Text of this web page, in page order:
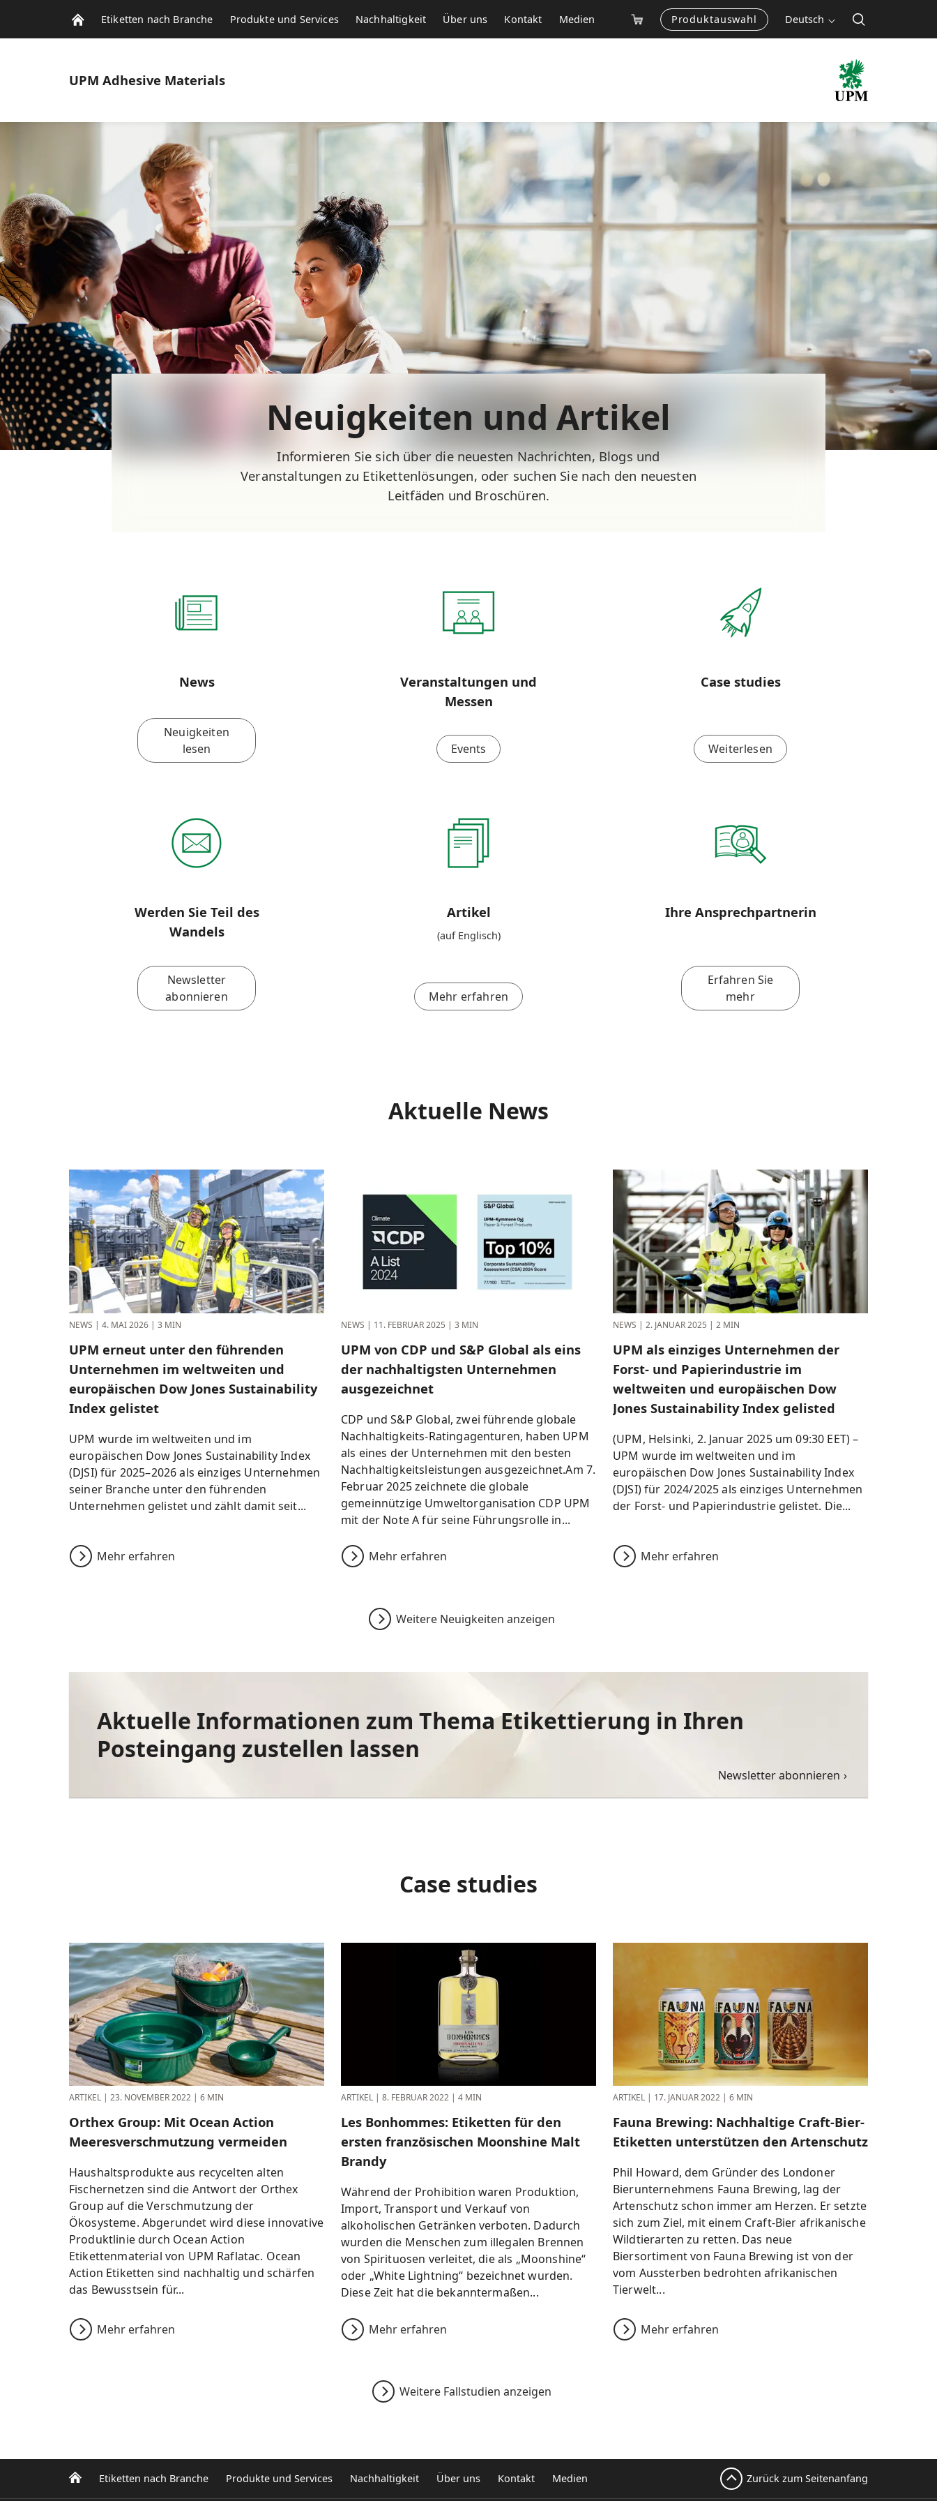
Produktauswahl Deutsch
Etiketten nach Branche Produkte und Services Nachhaltigkeit Über uns Kontakt Medien
UPM Adhesive Materials
Neuigkeiten und Artikel
Informieren Sie sich über die neuesten Nachrichten, Blogs und
Veranstaltungen zu Etikettenlösungen, oder suchen Sie nach den neuesten
Leitfäden und Broschüren.
News
Neuigkeiten
lesen
Veranstaltungen und
Messen
Events
Case studies
Weiterlesen
Werden Sie Teil des
Wandels
Newsletter
abonnieren
Artikel
(auf Englisch)
Mehr erfahren
Ihre Ansprechpartnerin
Erfahren Sie
mehr
Aktuelle News
NEWS | 4. MAI 2026 | 3 MIN
UPM erneut unter den führenden
Unternehmen im weltweiten und
europäischen Dow Jones Sustainability
Index gelistet
UPM wurde im weltweiten und im
europäischen Dow Jones Sustainability Index
(DJSI) für 2025–2026 als einziges Unternehmen
seiner Branche unter den führenden
Unternehmen gelistet und zählt damit seit...
Mehr erfahren
NEWS | 11. FEBRUAR 2025 | 3 MIN
UPM von CDP und S&P Global als eins
der nachhaltigsten Unternehmen
ausgezeichnet
CDP und S&P Global, zwei führende globale
Nachhaltigkeits-Ratingagenturen, haben UPM
als eines der Unternehmen mit den besten
Nachhaltigkeitsleistungen ausgezeichnet.Am 7.
Februar 2025 zeichnete die globale
gemeinnützige Umweltorganisation CDP UPM
mit der Note A für seine Führungsrolle in...
Mehr erfahren
NEWS | 2. JANUAR 2025 | 2 MIN
UPM als einziges Unternehmen der
Forst- und Papierindustrie im
weltweiten und europäischen Dow
Jones Sustainability Index gelisted
(UPM, Helsinki, 2. Januar 2025 um 09:30 EET) –
UPM wurde im weltweiten und im
europäischen Dow Jones Sustainability Index
(DJSI) für 2024/2025 als einziges Unternehmen
der Forst- und Papierindustrie gelistet. Die...
Mehr erfahren
Weitere Neuigkeiten anzeigen
Aktuelle Informationen zum Thema Etikettierung in Ihren
Posteingang zustellen lassen
Newsletter abonnieren
Case studies
ARTIKEL | 23. NOVEMBER 2022 | 6 MIN
Orthex Group: Mit Ocean Action
Meeresver­schmut­zung vermeiden
Haushaltsprodukte aus recycelten alten
Fischernetzen sind die Antwort der Orthex
Group auf die Verschmutzung der
Ökosysteme. Abgerundet wird diese innovative
Produktlinie durch Ocean Action
Etikettenmaterial von UPM Raflatac. Ocean
Action Etiketten sind nachhaltig und schärfen
das Bewusstsein für...
Mehr erfahren
ARTIKEL | 8. FEBRUAR 2022 | 4 MIN
Les Bonhommes: Etiketten für den
ersten französischen Moonshine Malt
Brandy
Während der Prohibition waren Produktion,
Import, Transport und Verkauf von
alkoholischen Getränken verboten. Dadurch
wurden die Menschen zum illegalen Brennen
von Spirituosen verleitet, die als „Moonshine“
oder „White Lightning“ bezeichnet wurden.
Diese Zeit hat die bekanntermaßen...
Mehr erfahren
ARTIKEL | 17. JANUAR 2022 | 6 MIN
Fauna Brewing: Nachhaltige Craft-Bier-
Etiketten unterstützen den Artenschutz
Phil Howard, dem Gründer des Londoner
Bierunternehmens Fauna Brewing, lag der
Artenschutz schon immer am Herzen. Er setzte
sich zum Ziel, mit einem Craft-Bier afrikanische
Wildtierarten zu retten. Das neue
Biersortiment von Fauna Brewing ist von der
vom Aussterben bedrohten afrikanischen
Tierwelt...
Mehr erfahren
Weitere Fallstudien anzeigen
Etiketten nach Branche Produkte und Services Nachhaltigkeit Über uns Kontakt Medien Zurück zum Seitenanfang